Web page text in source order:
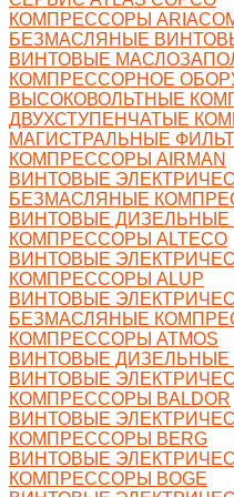
КОМПРЕССОРЫ
БЕЗМАСЛЯНЫЕ
ВИНТОВЫЕ
КОМПРЕССОРНОЕ
ВЫСОКОВОЛЬТНЫЕ
ДВУХСТУПЕНЧАТЫЕ
МАГИСТРАЛЬНЫЕ
КОМПРЕССОРЫ AIRMAN
ВИНТОВЫЕ
БЕЗМАСЛЯНЫЕ
ВИНТОВЫЕ
КОМПРЕССОРЫ ALTECO
ВИНТОВЫЕ
КОМПРЕССОРЫ ALUP
ВИНТОВЫЕ
БЕЗМАСЛЯНЫЕ
КОМПРЕССОРЫ ATMOS
ВИНТОВЫЕ
ВИНТОВЫЕ
КОМПРЕССОРЫ BALDOR
ВИНТОВЫЕ
КОМПРЕССОРЫ BERG
ВИНТОВЫЕ
КОМПРЕССОРЫ BOGE